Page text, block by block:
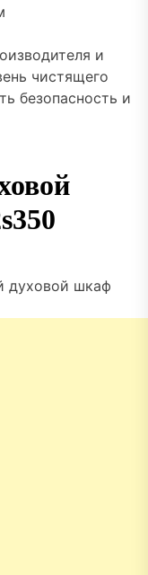
и
чистящего
безопасность и
духовой шкаф